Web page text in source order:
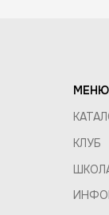
МЕНЮ
КЛУБ